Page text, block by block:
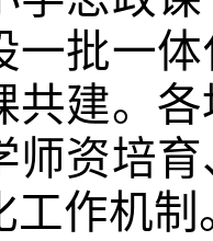
一批一
共建。
师资培
工作机制